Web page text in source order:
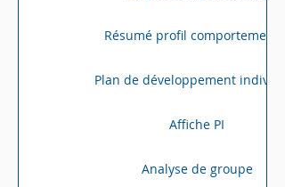
Résumé profil comportemental
Plan de développement
Affiche PI
Analyse de groupe